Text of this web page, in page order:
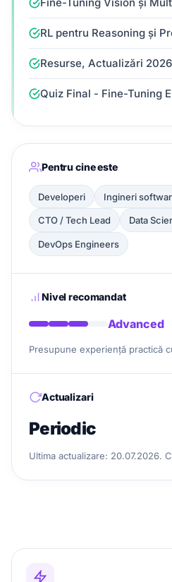
RL pentru Reasoning și
Resurse, Actualizări
Quiz Final - Fine-Tuning
Pentru cine este
Developeri Ingineri
CTO / Tech Lead Data
DevOps Engineers
Nivel recomandat
Advanced
Presupune experiență practică
Actualizari
Periodic
Ultima actualizare: 20.07.2026.